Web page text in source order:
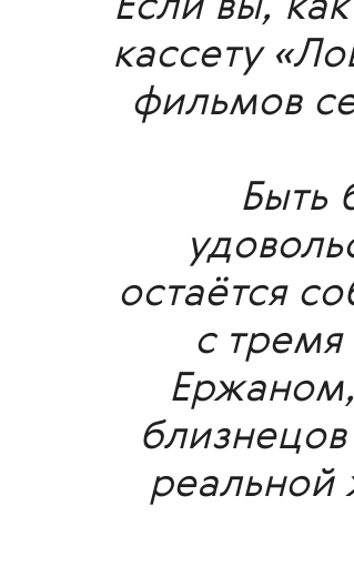
кассету
фильмов
Быть
остаётся
с
реальной